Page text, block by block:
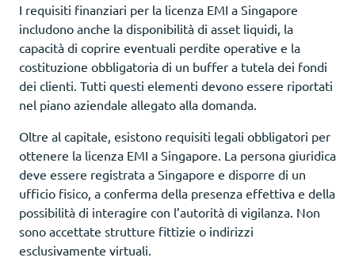
I requisiti finanziari per la licenza EMI a Singapore
includono anche la disponibilità di asset liquidi, la
capacità di coprire eventuali perdite operative e la
costituzione obbligatoria di un buffer a tutela dei fondi
dei clienti. Tutti questi elementi devono essere riportati
nel piano aziendale allegato alla domanda.
Oltre al capitale, esistono requisiti legali obbligatori per
ottenere la licenza EMI a Singapore. La persona giuridica
deve essere registrata a Singapore e disporre di un
ufficio fisico, a conferma della presenza effettiva e della
possibilità di interagire con l’autorità di vigilanza. Non
sono accettate strutture fittizie o indirizzi
esclusivamente virtuali.